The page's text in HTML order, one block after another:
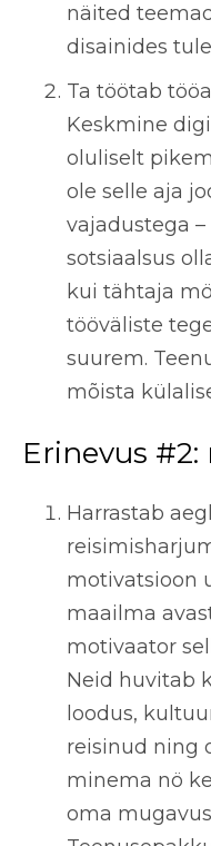
näited
disainides
Ta töötab
Keskmine
oluliselt
ole selle aja
vajadustega
sotsiaalsus
kui tähtaja
tööväliste
suurem.
mõista
Erinevus #2:
Harrastab
motivatsioon
maailma
motivaator
Neid huvitab
loodus,
reisinud ning
minema nö
oma